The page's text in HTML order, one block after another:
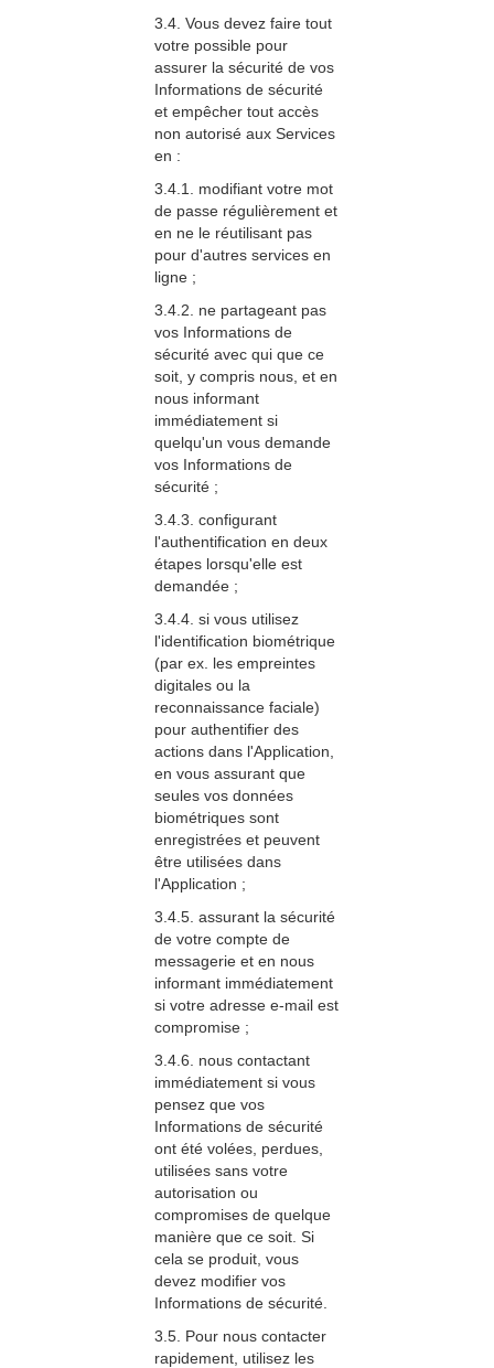
3.4. Vous devez faire tout
votre possible pour
assurer la sécurité de vos
Informations de sécurité
et empêcher tout accès
non autorisé aux Services
en :
3.4.1. modifiant votre mot
de passe régulièrement et
en ne le réutilisant pas
pour d'autres services en
ligne ;
3.4.2. ne partageant pas
vos Informations de
sécurité avec qui que ce
soit, y compris nous, et en
nous informant
immédiatement si
quelqu'un vous demande
vos Informations de
sécurité ;
3.4.3. configurant
l'authentification en deux
étapes lorsqu'elle est
demandée ;
3.4.4. si vous utilisez
l'identification biométrique
(par ex. les empreintes
digitales ou la
reconnaissance faciale)
pour authentifier des
actions dans l'Application,
en vous assurant que
seules vos données
biométriques sont
enregistrées et peuvent
être utilisées dans
l'Application ;
3.4.5. assurant la sécurité
de votre compte de
messagerie et en nous
informant immédiatement
si votre adresse e-mail est
compromise ;
3.4.6. nous contactant
immédiatement si vous
pensez que vos
Informations de sécurité
ont été volées, perdues,
utilisées sans votre
autorisation ou
compromises de quelque
manière que ce soit. Si
cela se produit, vous
devez modifier vos
Informations de sécurité.
3.5. Pour nous contacter
rapidement, utilisez les